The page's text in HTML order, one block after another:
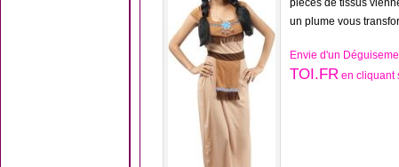
pièces de tissus
un plume vous
Envie d'un
TOI.FR en cliquant